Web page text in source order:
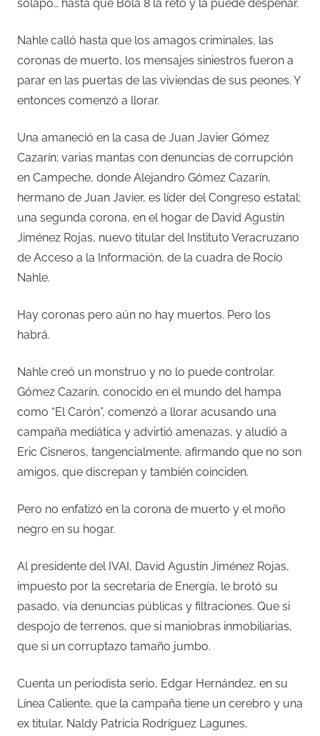
solapó… hasta que Bola 8 la retó y la puede despeñar.
Nahle calló hasta que los amagos criminales, las
coronas de muerto, los mensajes siniestros fueron a
parar en las puertas de las viviendas de sus peones. Y
entonces comenzó a llorar.
Una amaneció en la casa de Juan Javier Gómez
Cazarín; varias mantas con denuncias de corrupción
en Campeche, donde Alejandro Gómez Cazarín,
hermano de Juan Javier, es líder del Congreso estatal;
una segunda corona, en el hogar de David Agustín
Jiménez Rojas, nuevo titular del Instituto Veracruzano
de Acceso a la Información, de la cuadra de Rocío
Nahle.
Hay coronas pero aún no hay muertos. Pero los
habrá.
Nahle creó un monstruo y no lo puede controlar.
Gómez Cazarín, conocido en el mundo del hampa
como “El Carón”, comenzó a llorar acusando una
campaña mediática y advirtió amenazas, y aludió a
Eric Cisneros, tangencialmente, afirmando que no son
amigos, que discrepan y también coinciden.
Pero no enfatizó en la corona de muerto y el moño
negro en su hogar.
Al presidente del IVAI, David Agustín Jiménez Rojas,
impuesto por la secretaria de Energía, le brotó su
pasado, vía denuncias públicas y filtraciones. Que si
despojo de terrenos, que si maniobras inmobiliarias,
que si un corruptazo tamaño jumbo.
Cuenta un periodista serio, Edgar Hernández, en su
Línea Caliente, que la campaña tiene un cerebro y una
ex titular, Naldy Patricia Rodríguez Lagunes,